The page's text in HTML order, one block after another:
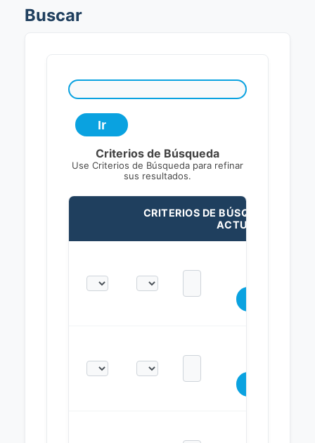
Buscar
Criterios de Búsqueda
Use Criterios de Búsqueda para refinar
sus resultados.
CRITERIOS DE BÚSQUEDA
ACTUALES: